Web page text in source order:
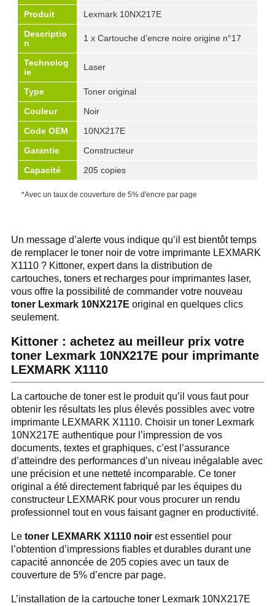
Produit
Lexmark 10NX217E
Descriptio
n
1 x Cartouche d'encre noire origine n°17
Technolog
ie
Laser
Type
Toner original
Couleur
Noir
Code OEM
10NX217E
Garantie
Constructeur
Capacité
205 copies
*Avec un taux de couverture de 5% d'encre par page
Un message d’alerte vous indique qu’il est bientôt temps
de remplacer le toner noir de votre imprimante LEXMARK
X1110 ? Kittoner, expert dans la distribution de
cartouches, toners et recharges pour imprimantes laser,
vous offre la possibilité de commander votre nouveau
toner Lexmark 10NX217E original en quelques clics
seulement.
Kittoner : achetez au meilleur prix votre
toner Lexmark 10NX217E pour imprimante
LEXMARK X1110
La cartouche de toner est le produit qu’il vous faut pour
obtenir les résultats les plus élevés possibles avec votre
imprimante LEXMARK X1110. Choisir un toner Lexmark
10NX217E authentique pour l’impression de vos
documents, textes et graphiques, c’est l’assurance
d’atteindre des performances d’un niveau inégalable avec
une précision et une netteté incomparable. Ce toner
original a été directement fabriqué par les équipes du
constructeur LEXMARK pour vous procurer un rendu
professionnel tout en vous faisant gagner en productivité.
Le toner LEXMARK X1110 noir est essentiel pour
l’obtention d’impressions fiables et durables durant une
capacité annoncée de 205 copies avec un taux de
couverture de 5% d’encre par page.
L’installation de la cartouche toner Lexmark 10NX217E